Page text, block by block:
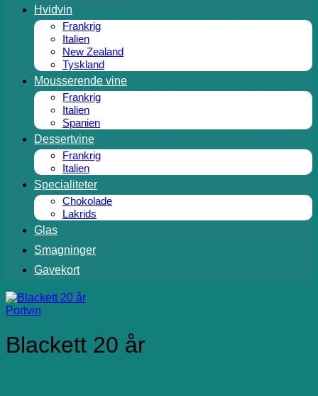
Hvidvin
Frankrig
Italien
New Zealand
Tyskland
Mousserende vine
Frankrig
Italien
Spanien
Dessertvine
Frankrig
Italien
Specialiteter
Chokolade
Lakrids
Glas
Smagninger
Gavekort
Portvin
Blackett 20 år